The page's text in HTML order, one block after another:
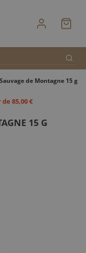
de Montagne 15 g
85,00 €
15 G